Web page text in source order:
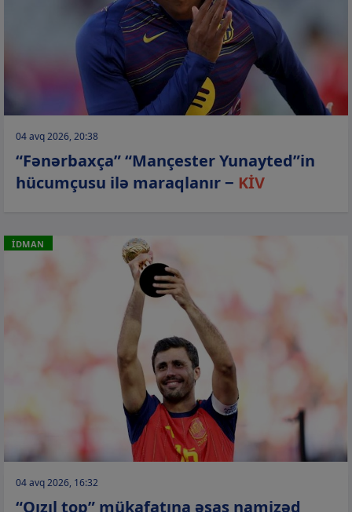
04 avq 2026, 20:38
“Fənərbaxça” “Mançester Yunayted”in
hücumçusu ilə maraqlanır − KİV
İDMAN
04 avq 2026, 16:32
“Qızıl top” mükafatına əsas namizəd